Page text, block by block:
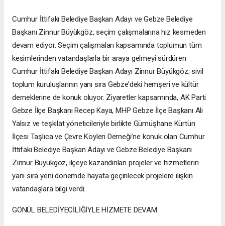
Cumhur İttifakı Belediye Başkan Adayı ve Gebze Belediye
Başkanı Zinnur Büyükgöz, seçim çalışmalarına hız kesmeden
devam ediyor. Seçim çalışmaları kapsamında toplumun tüm
kesimlerinden vatandaşlarla bir araya gelmeyi sürdüren
Cumhur İttifakı Belediye Başkan Adayı Zinnur Büyükgöz; sivil
toplum kuruluşlarının yanı sıra Gebze’deki hemşeri ve kültür
derneklerine de konuk oluyor. Ziyaretler kapsamında, AK Parti
Gebze İlçe Başkanı Recep Kaya, MHP Gebze İlçe Başkanı Ali
Yalsız ve teşkilat yöneticileriyle birlikte Gümüşhane Kürtün
İlçesi Taşlıca ve Çevre Köyleri Derneği’ne konuk olan Cumhur
İttifakı Belediye Başkan Adayı ve Gebze Belediye Başkanı
Zinnur Büyükgöz, ilçeye kazandırılan projeler ve hizmetlerin
yanı sıra yeni dönemde hayata geçirilecek projelere ilişkin
vatandaşlara bilgi verdi.
GÖNÜL BELEDİYECİLİĞİYLE HİZMETE DEVAM